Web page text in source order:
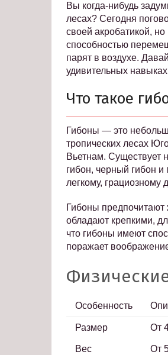
Вы когда-нибудь
лесах? Сегодня
своей акробатикой,
способностью
парят в воздухе.
удивительных
Что такое
Гибоны — это
тропических лесах
Вьетнам. Существует
гибон, черный гибон
легкому,
Гибоны предпочитают
обладают крепкими,
что гибоны имеют
поражает
Особенность
Размер От
Вес От